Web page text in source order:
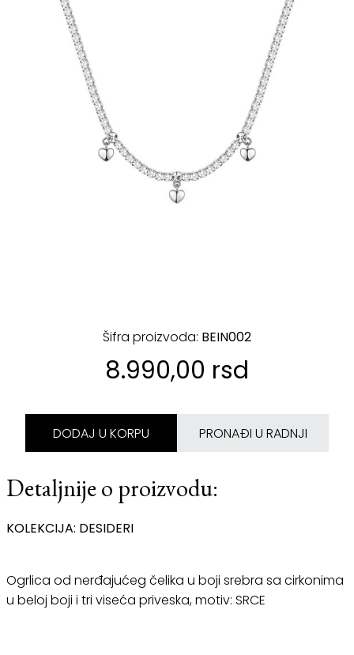
Šifra proizvoda: BEIN002
8.990,00 rsd
DODAJ U KORPU PRONAĐI U RADNJI
Detaljnije o proizvodu:
KOLEKCIJA: DESIDERI
Ogrlica od nerđajućeg čelika u boji srebra sa cirkonima
u beloj boji i tri viseća priveska, motiv: SRCE